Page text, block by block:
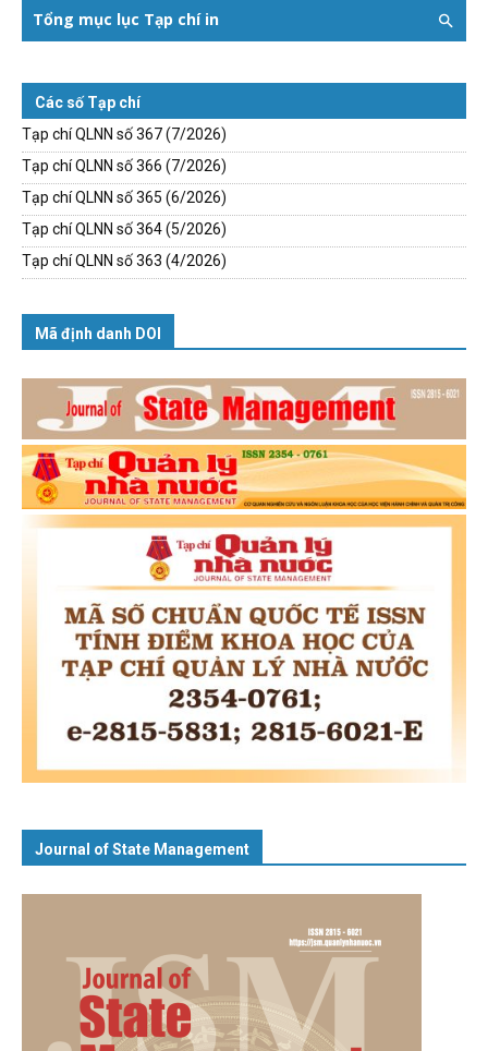
Tổng mục lục Tạp chí in
Các số Tạp chí
Tạp chí QLNN số 367 (7/2026)
Tạp chí QLNN số 366 (7/2026)
Tạp chí QLNN số 365 (6/2026)
Tạp chí QLNN số 364 (5/2026)
Tạp chí QLNN số 363 (4/2026)
Mã định danh DOI
Journal of State Management